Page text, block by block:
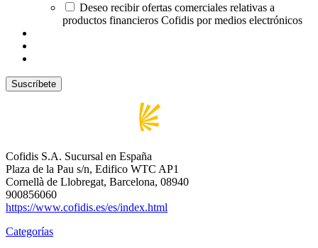
Deseo recibir ofertas comerciales relativas a
productos financieros Cofidis por medios electrónicos
Cofidis S.A. Sucursal en España
Plaza de la Pau s/n, Edifico WTC AP1
Cornellà de Llobregat, Barcelona, 08940
900856060
https://www.cofidis.es/es/index.html
Categorías